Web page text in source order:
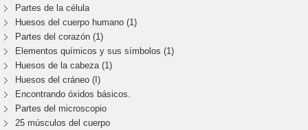
Partes de la célula
Huesos del cuerpo humano (1)
Partes del corazón (1)
Elementos químicos y sus símbolos (1)
Huesos de la cabeza (1)
Huesos del cráneo (I)
Encontrando óxidos básicos.
Partes del microscopio
25 músculos del cuerpo